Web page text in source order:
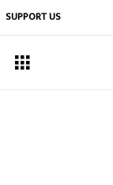
SUPPORT US